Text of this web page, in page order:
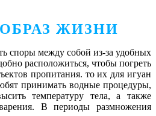
ЖИЗНИ
споры между собой из-за удобных
расположиться, чтобы погреть
пропитания. то их для игуан
принимать водные процедуры,
температуру тела, а также
В периоды размножения